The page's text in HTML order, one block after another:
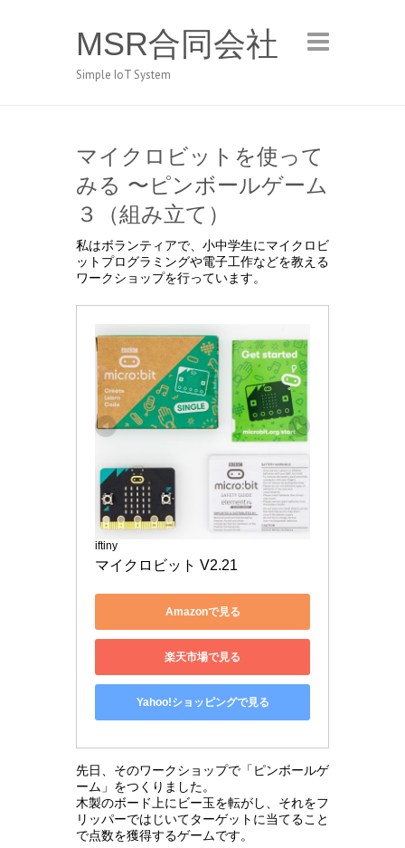
MSR合同会社
Simple IoT System
マイクロビットを使って
みる 〜ピンボールゲーム
３（組み立て）
私はボランティアで、小中学生にマイクロビ
ットプログラミングや電子工作などを教える
ワークショップを行っています。
iftiny
マイクロビット V2.21
Amazonで見る
楽天市場で見る
Yahoo!ショッピングで見る
先日、そのワークショップで「ピンボールゲ
ーム」をつくりました。
木製のボード上にビー玉を転がし、それをフ
リッパーではじいてターゲットに当てること
で点数を獲得するゲームです。